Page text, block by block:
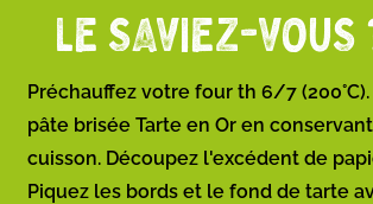
LE SAVIEZ-VOUS
Préchauffez votre four th 6/7
pâte brisée Tarte en Or en
cuisson. Découpez l'excédent de
Piquez les bords et le fond de tarte